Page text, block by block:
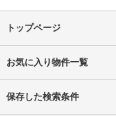
トップページ
お気に入り物件一覧
保存した検索条件